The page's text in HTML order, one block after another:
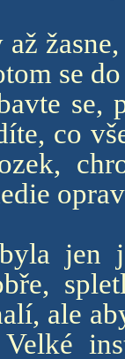
se
se,
co
jen
ale